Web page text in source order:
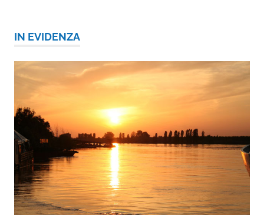
IN EVIDENZA